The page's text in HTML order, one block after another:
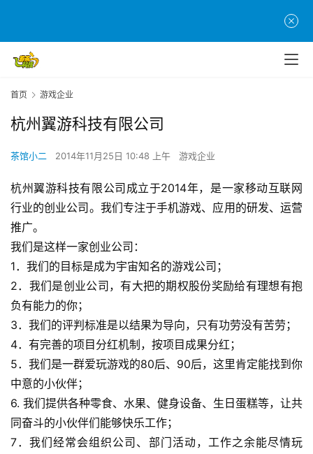
首
游
茶
原
创
游
戏
业
界
手
机
游
戏
首页 游戏企业
杭州翼游科技有限公司
茶馆小二 2014年11月25日 10:48 上午 游戏企业
杭州翼游科技有限公司成立于2014年，是一家移动互联网
行业的创业公司。我们专注于手机游戏、应用的研发、运营
推广。
我们是这样一家创业公司：
1．我们的目标是成为宇宙知名的游戏公司；
2．我们是创业公司，有大把的期权股份奖励给有理想有抱
负有能力的你；
3．我们的评判标准是以结果为导向，只有功劳没有苦劳；
4．有完善的项目分红机制，按项目成果分红；
5．我们是一群爱玩游戏的80后、90后，这里肯定能找到你
中意的小伙伴；
6. 我们提供各种零食、水果、健身设备、生日蛋糕等，让共
同奋斗的小伙伴们能够快乐工作；
7．我们经常会组织公司、部门活动，工作之余能尽情玩